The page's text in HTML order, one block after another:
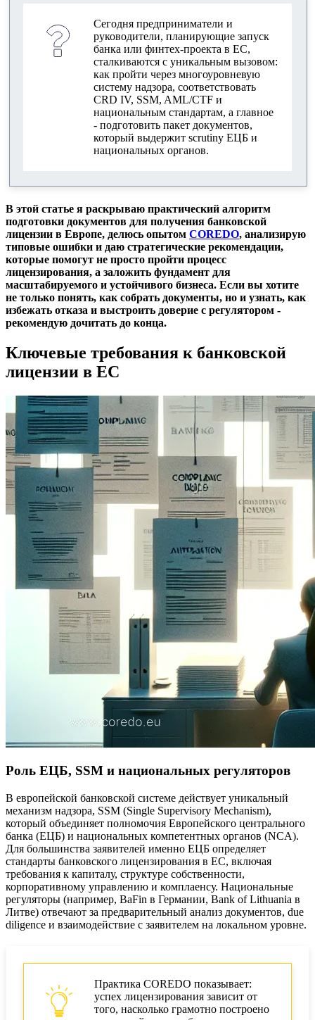
Внутренние политики, процедуры и IT-
инфраструктура
Регуляторные требования к уставному
капиталу и финансовой устойчивости
Взаимодействие с надзорными органами и
процесс рассмотрения заявки
Подача документов в ЕЦБ и национальные
Особенности лицензирования SI и LSI банков
Практические шаги и рекомендации по
успешному получению банковской лицензии
Ключевые выводы и actionable advice для
предпринимателей
Сегодня предприниматели и
руководители, планирующие запуск
банка или финтех-проекта в ЕС,
сталкиваются с уникальным вызовом:
как пройти через многоуровневую
систему надзора, соответствовать
CRD IV, SSM, AML/CTF и
национальным стандартам, а главное
- подготовить пакет документов,
который выдержит scrutiny ЕЦБ и
национальных органов.
В этой статье я раскрываю практический алгоритм
подготовки документов для получения банковской
лицензии в Европе, делюсь опытом COREDO, анализирую
типовые ошибки и даю стратегические рекомендации,
которые помогут не просто пройти процесс
лицензирования, а заложить фундамент для
масштабируемого и устойчивого бизнеса. Если вы хотите
не только понять, как собрать документы, но и узнать, как
избежать отказа и выстроить доверие с регулятором -
рекомендую дочитать до конца.
Ключевые требования к банковской
лицензии в ЕС
Роль ЕЦБ, SSM и национальных регуляторов
В европейской банковской системе действует уникальный
механизм надзора, SSM (Single Supervisory Mechanism),
который объединяет полномочия Европейского центрального
банка (ЕЦБ) и национальных компетентных органов (NCA).
Для большинства заявителей именно ЕЦБ определяет
стандарты банковского лицензирования в ЕС, включая
требования к капиталу, структуре собственности,
корпоративному управлению и комплаенсу. Национальные
регуляторы (например, BaFin в Германии, Bank of Lithuania в
Литве) отвечают за предварительный анализ документов, due
diligence и взаимодействие с заявителем на локальном уровне.
Практика COREDO показывает:
успех лицензирования зависит от
того, насколько грамотно построено